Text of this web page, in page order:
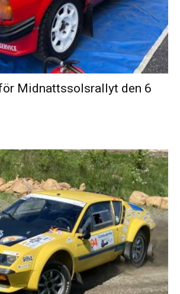
Midnattssolsrallyt den 6